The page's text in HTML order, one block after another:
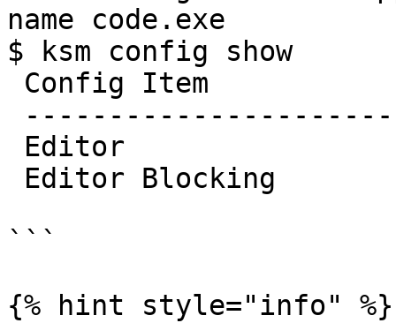
name code.exe
$ ksm config show
```
{% hint style="info" %}